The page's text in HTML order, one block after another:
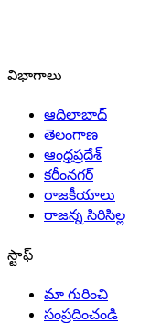
విభాగాలు
ఆదిలాబాద్
తెలంగాణ
ఆంధ్రప్రదేశ్
కరీంనగర్
రాజకీయాలు
రాజన్న సిరిసిల్ల
స్టాఫ్
మా గురించి
సంప్రదించండి